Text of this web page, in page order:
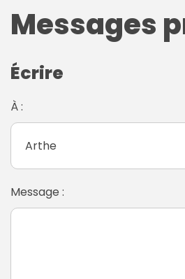
Messages
Écrire
À :
Message :